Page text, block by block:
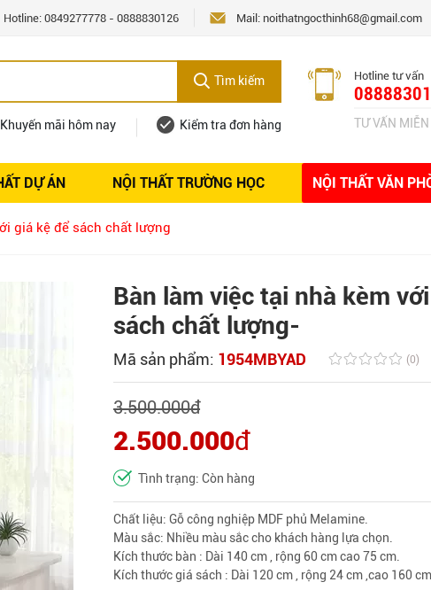
Hotline: 0849277778 - 0888830126 Mail: noithatngocthinh68@gmail.com
Tìm kiếm
Khuyến mãi hôm nay Kiểm tra đơn hàng
Hotline tư vấn
TƯ VẤN MIỄN
DỰ ÁN NỘI THẤT TRƯỜNG HỌC NỘI THẤT VĂN
Tuyển dụng
Giải pháp thiết kế
giá kệ để sách chất lượng
Bàn làm việc tại nhà kèm
sách chất lượng-
Mã sản phẩm: 1954MBYAD (0)
3.500.000đ
2.500.000đ
Tình trạng: Còn hàng
Chất liệu: Gỗ công nghiệp MDF phủ Melamine.
Màu sắc: Nhiều màu sắc cho khách hàng lựa chọn.
Kích thước bàn : Dài 140 cm , rộng 60 cm cao 75 cm.
Kích thước giá sách : Dài 120 cm , rộng 24 cm ,cao 160 cm.